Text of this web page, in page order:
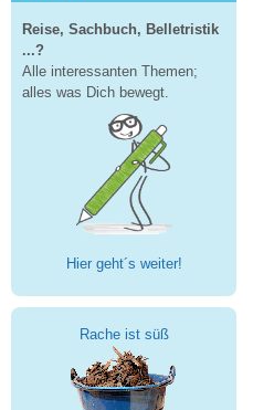
Reise, Sachbuch, Belletristik
...?
Alle interessanten Themen;
alles was Dich bewegt.
Hier geht´s weiter!
Rache ist süß